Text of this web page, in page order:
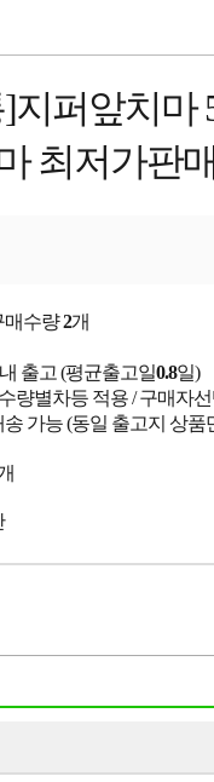
지퍼앞치마
최저가판
매수량2개
출고 (평균출고일0.8일)
량별차등 적용 / 구매자
송 가능 (동일 출고지 상품